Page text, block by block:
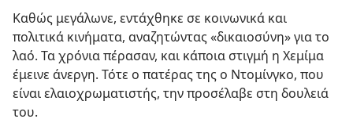
Καθώς μεγάλωνε, εντάχθηκε σε κοινωνικά και
πολιτικά κινήματα, αναζητώντας «δικαιοσύνη» για το
λαό. Τα χρόνια πέρασαν, και κάποια στιγμή η Χεμίμα
έμεινε άνεργη. Τότε ο πατέρας της ο Ντομίνγκο, που
είναι ελαιοχρωματιστής, την προσέλαβε στη δουλειά
του.